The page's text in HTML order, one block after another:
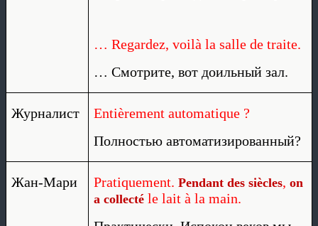
… Regardez, voilà la salle de traite.
… Смотрите, вот доильный зал.
Журналист
Entièrement automatique ?
Полностью автоматизированный?
Жан-Мари Pratiquement. Pendant des siècles, on
a collecté le lait à la main.